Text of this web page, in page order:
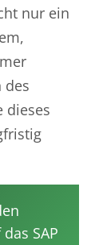
nur ein
des
dieses
SAP